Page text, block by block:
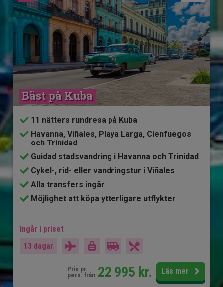
Bäst på Kuba
11 nätters rundresa på Kuba
Havanna, Viñales, Playa Larga, Cienfuegos
och Trinidad
Guidad stadsvandring i Havanna och Trinidad
Cykel-, rid- eller vandringstur i Viñales
Alla transfers ingår
Möjlighet att köpa ytterligare utflykter
Ingår i priset
13 dagar
Pris pr.
pers. från 22 995 kr. Läs mer